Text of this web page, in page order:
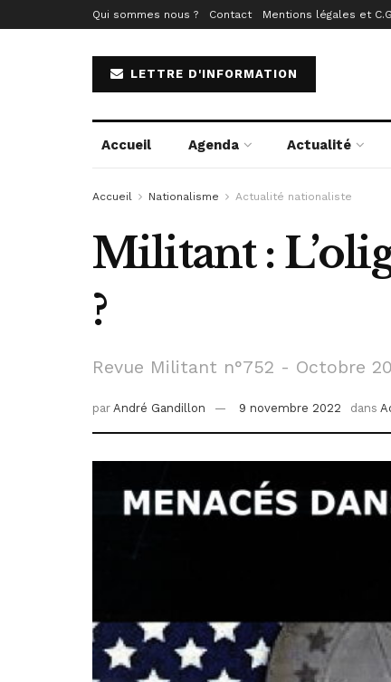
Qui sommes nous ? Contact Mentions légales et
LETTRE D'INFORMATION
Accueil Agenda Actualité
Accueil Nationalisme Actualité nationaliste
Militant :
?
Revue Militant n°752 - Octobre
par André Gandillon 9 novembre 2022 dans